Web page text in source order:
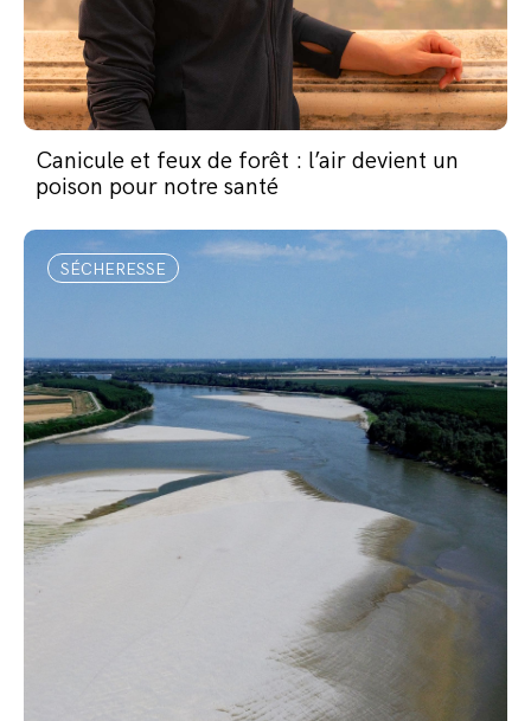
Canicule et feux de forêt : l’air devient un
poison pour notre santé
SÉCHERESSE